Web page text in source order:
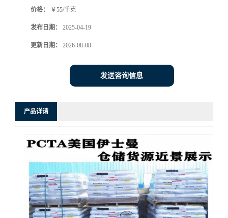
价格： ￥55/千克
发布日期： 2025-04-19
更新日期： 2026-08-08
发送咨询信息
产品详请